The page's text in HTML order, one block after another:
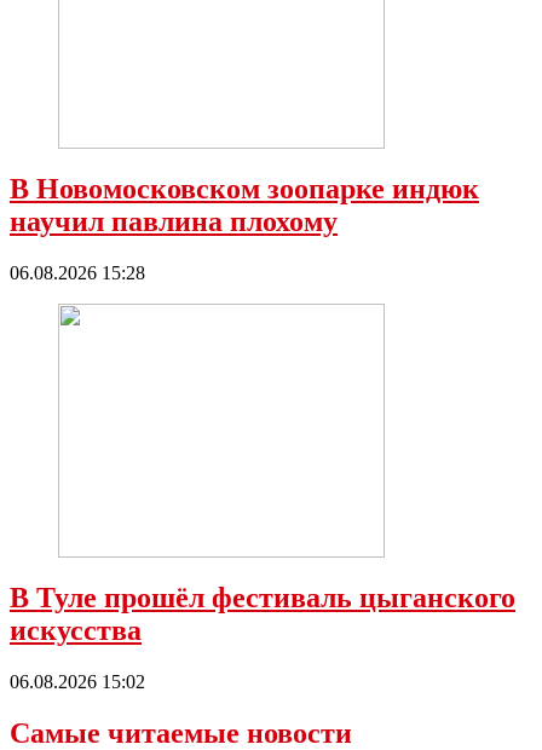
В Новомосковском зоопарке индюк
научил павлина плохому
06.08.2026 15:28
В Туле прошёл фестиваль цыганского
искусства
06.08.2026 15:02
Самые читаемые новости